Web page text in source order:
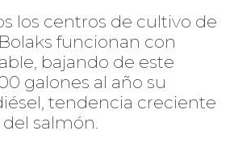
los centros de cultivo de
funcionan con
bajando de este
galones al año su
tendencia creciente
salmón.